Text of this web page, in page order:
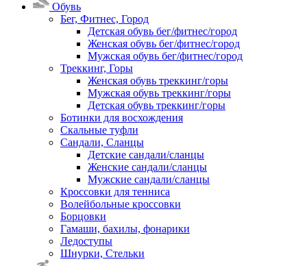
Обувь
Бег, Фитнес, Город
Детская обувь бег/фитнес/город
Женская обувь бег/фитнес/город
Мужская обувь бег/фитнес/город
Треккинг, Горы
Женская обувь треккинг/горы
Мужская обувь треккинг/горы
Детская обувь треккинг/горы
Ботинки для восхождения
Скальные туфли
Сандали, Сланцы
Детские сандали/сланцы
Женские сандали/сланцы
Мужские сандали/сланцы
Кроссовки для тенниса
Волейбольные кроссовки
Борцовки
Гамаши, бахилы, фонарики
Ледоступы
Шнурки, Стельки